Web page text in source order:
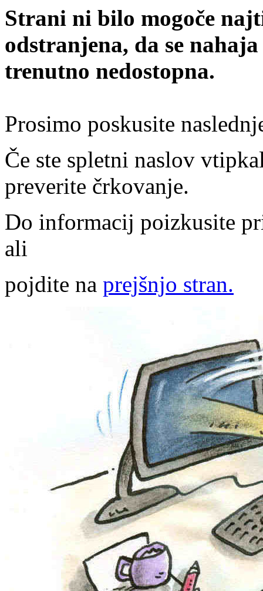
Strani ni bilo mogoče
odstranjena, da se
trenutno nedostopna.
Prosimo poskusite
Če ste spletni naslov
preverite črkovanje.
Do informacij poizkusite
ali
pojdite na prejšnjo stran.